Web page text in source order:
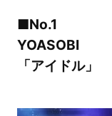
■No.1
YOASOBI
「アイドル」